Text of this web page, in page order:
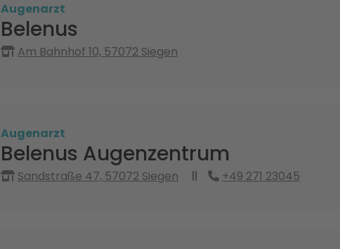
Augenarzt
Belenus
Am Bahnhof 10, 57072 Siegen
Augenarzt
Belenus Augenzentrum
Sandstraße 47, 57072 Siegen +49 271 23045